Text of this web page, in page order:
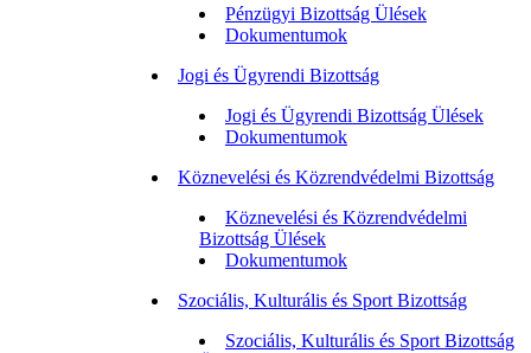
Pénzügyi Bizottság Ülések
Dokumentumok
Jogi és Ügyrendi Bizottság
Jogi és Ügyrendi Bizottság Ülések
Dokumentumok
Köznevelési és Közrendvédelmi Bizottság
Köznevelési és Közrendvédelmi
Bizottság Ülések
Dokumentumok
Szociális, Kulturális és Sport Bizottság
Szociális, Kulturális és Sport Bizottság